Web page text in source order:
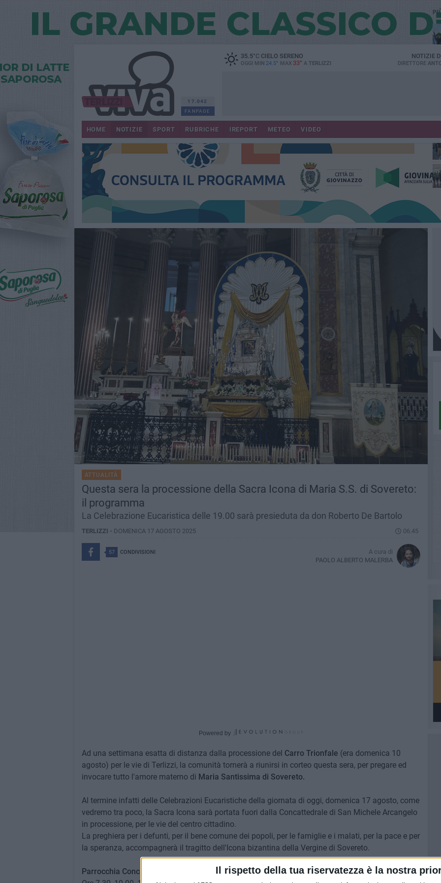
Il rispetto della tua riservatezza è la nostra
17.042
FANPAGE
35.5°CCIELO SERENO
OGGI MIN 24.5° MAX 33° A TERLIZZI
NOTIZIE
DIRETTORE
HOME NOTIZIE SPORT RUBRICHE IREPORT METEO VIDEO
ATTUALITÀ
Questa sera la processione della Sacra Icona di Maria S.S. di Sovereto:
il programma
La Celebrazione Eucaristica delle 19.00 sarà presieduta da don Roberto De Bartolo
TERLIZZI - DOMENICA 17 AGOSTO 2025 06.45
57 CONDIVISIONI
A cura di
PAOLO ALBERTO MALERBA
Powered by
Ad una settimana esatta di distanza dalla processione del Carro Trionfale (era domenica 10
agosto) per le vie di Terlizzi, la comunità tornerà a riunirsi in corteo questa sera, per pregare ed
invocare tutto l'amore materno di Maria Santissima di Sovereto.
Al termine infatti delle Celebrazioni Eucaristiche della giornata di oggi, domenica 17 agosto, come
vedremo tra poco, la Sacra Icona sarà portata fuori dalla Concattedrale di San Michele Arcangelo
in processione, per le vie del centro cittadino.
La preghiera per i defunti, per il bene comune dei popoli, per le famiglie e i malati, per la pace e per
la speranza, accompagnerà il tragitto dell'Icona bizantina della Vergine di Sovereto.
Parrocchia Concattedrale di San Michele Arcangelo, il programma: